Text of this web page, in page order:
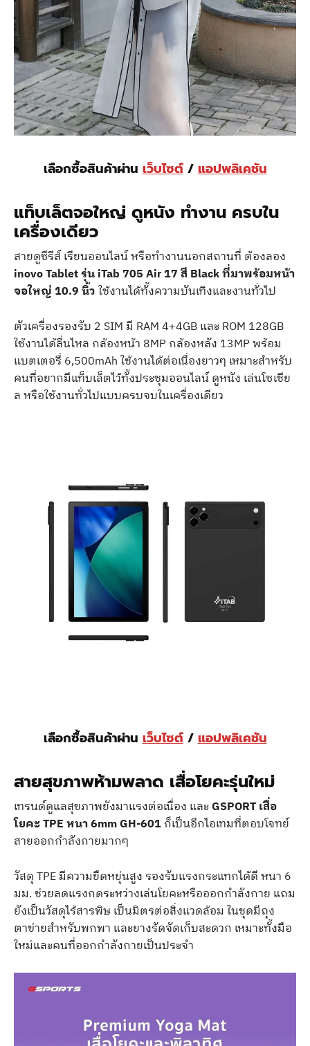
เลือกซื้อสินค้าผ่านเว็บไซต์/แอปพลิเคชัน
แท็บเล็ตจอใหญ่ ดูหนัง ทำงาน ครบใน
เครื่องเดียว
สายดูซีรีส์ เรียนออนไลน์ หรือทำงานนอกสถานที่ ต้องลอง
inovo Tablet รุ่น iTab 705 Air 17 สี Black ที่มาพร้อมหน้า
จอใหญ่ 10.9 นิ้วใช้งานได้ทั้งความบันเทิงและงานทั่วไป
ตัวเครื่องรองรับ 2 SIM มี RAM 4+4GB และ ROM 128GB
ใช้งานได้ลื่นไหล กล้องหน้า 8MP กล้องหลัง 13MP พร้อม
แบตเตอรี่ 6,500mAh ใช้งานได้ต่อเนื่องยาวๆ เหมาะสำหรับ
คนที่อยากมีแท็บเล็ตไว้ทั้งประชุมออนไลน์ ดูหนัง เล่นโซเชีย
ล หรือใช้งานทั่วไปแบบครบจบในเครื่องเดียว
เลือกซื้อสินค้าผ่านเว็บไซต์/แอปพลิเคชัน
สายสุขภาพห้ามพลาด เสื่อโยคะรุ่นใหม่
เทรนด์ดูแลสุขภาพยังมาแรงต่อเนื่อง และGSPORT เสื่อ
โยคะ TPE หนา 6mm GH-601ก็เป็นอีกไอเทมที่ตอบโจทย์
สายออกกำลังกายมากๆ
วัสดุ TPE มีความยืดหยุ่นสูง รองรับแรงกระแทกได้ดี หนา 6
มม. ช่วยลดแรงกดระหว่างเล่นโยคะหรือออกกำลังกาย แถม
ยังเป็นวัสดุไร้สารพิษ เป็นมิตรต่อสิ่งแวดล้อม ในชุดมีถุง
ตาข่ายสำหรับพกพา และยางรัดจัดเก็บสะดวก เหมาะทั้งมือ
ใหม่และคนที่ออกกำลังกายเป็นประจำ